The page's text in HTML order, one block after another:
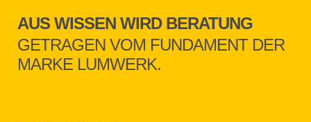
AUS WISSEN WIRD BERATUNG
GETRAGEN VOM FUNDAMENT DER
MARKE LUMWERK.